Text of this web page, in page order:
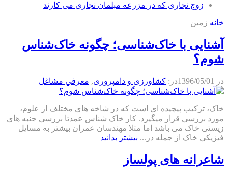
زوج نجاری که در مزرعه مبلمان نجاری می کارند
خانه زمین
آشنایی با خاک‌شناسی؛ چگونه خاک‌شناس
شوم؟
در 1396/05/01در: كشاورزی و دامپروری, معرفي مشاغل
خاک، ترکیب پیچیده ای است که در شاخه های مختلف از علوم،
مورد بررسی قرار میگیرد. کار خاک شناس عمدتا بررسی جنبه های
زیستی خاک می باشد اما مثلا مهندسان عمران بیشتر به مسایل
فیزیکی خاک از جمله در... بیشتر بدانید
شاعرانه ‌های پولساز